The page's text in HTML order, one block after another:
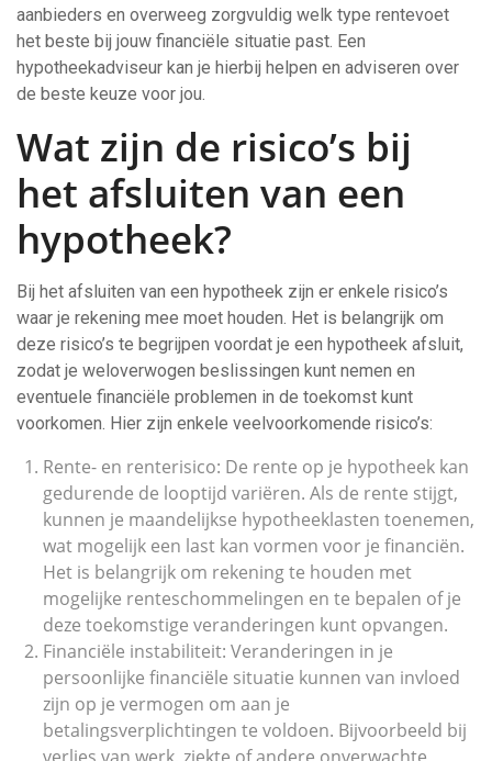
aanbieders en overweeg zorgvuldig welk type rentevoet
het beste bij jouw financiële situatie past. Een
hypotheekadviseur kan je hierbij helpen en adviseren over
de beste keuze voor jou.
Wat zijn de risico’s bij
het afsluiten van een
hypotheek?
Bij het afsluiten van een hypotheek zijn er enkele risico’s
waar je rekening mee moet houden. Het is belangrijk om
deze risico’s te begrijpen voordat je een hypotheek afsluit,
zodat je weloverwogen beslissingen kunt nemen en
eventuele financiële problemen in de toekomst kunt
voorkomen. Hier zijn enkele veelvoorkomende risico’s:
Rente- en renterisico: De rente op je hypotheek kan
gedurende de looptijd variëren. Als de rente stijgt,
kunnen je maandelijkse hypotheeklasten toenemen,
wat mogelijk een last kan vormen voor je financiën.
Het is belangrijk om rekening te houden met
mogelijke renteschommelingen en te bepalen of je
deze toekomstige veranderingen kunt opvangen.
Financiële instabiliteit: Veranderingen in je
persoonlijke financiële situatie kunnen van invloed
zijn op je vermogen om aan je
betalingsverplichtingen te voldoen. Bijvoorbeeld bij